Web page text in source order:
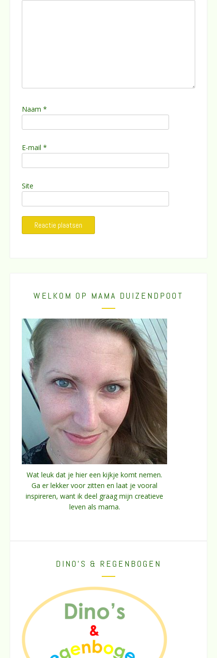
Naam *
E-mail *
Site
WELKOM OP MAMA DUIZENDPOOT
Wat leuk dat je hier een kijkje komt nemen.
Ga er lekker voor zitten en laat je vooral
inspireren, want ik deel graag mijn creatieve
leven als mama.
DINO’S & REGENBOGEN